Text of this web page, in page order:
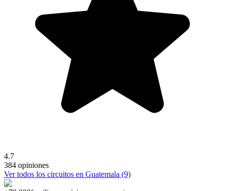
4.7
384 opiniones
Ver todos los circuitos en Guatemala (9)